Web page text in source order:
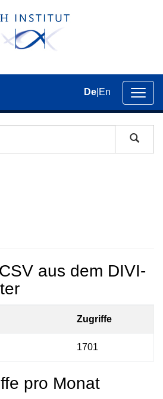
der
De En
aus dem DIVI-
Zugriffe
1701
pro Monat